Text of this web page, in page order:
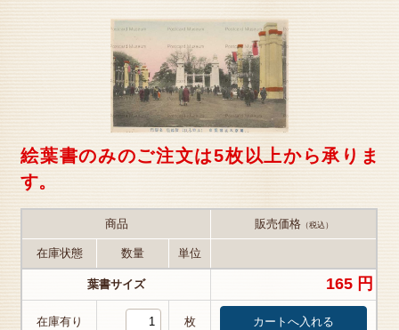
絵葉書のみのご注文は5枚以上から承りま
す。
商品 販売価格（税込）
在庫状態 数量 単位
葉書サイズ 165 円
在庫有り 枚